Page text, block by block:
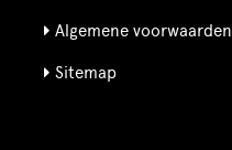
Algemene voorwaarden
Sitemap